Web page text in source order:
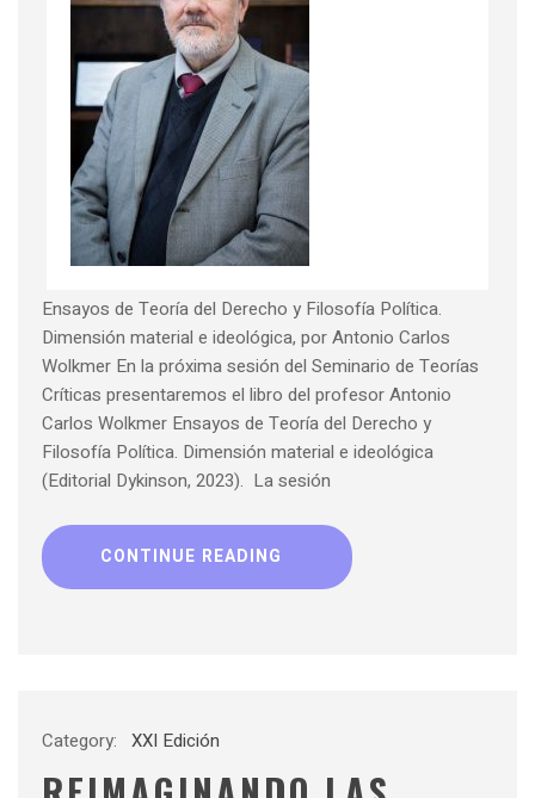
Ensayos de Teoría del Derecho y Filosofía Política.
Dimensión material e ideológica, por Antonio Carlos
Wolkmer En la próxima sesión del Seminario de Teorías
Críticas presentaremos el libro del profesor Antonio
Carlos Wolkmer Ensayos de Teoría del Derecho y
Filosofía Política. Dimensión material e ideológica
(Editorial Dykinson, 2023). La sesión
CONTINUE READING
Category: XXI Edición